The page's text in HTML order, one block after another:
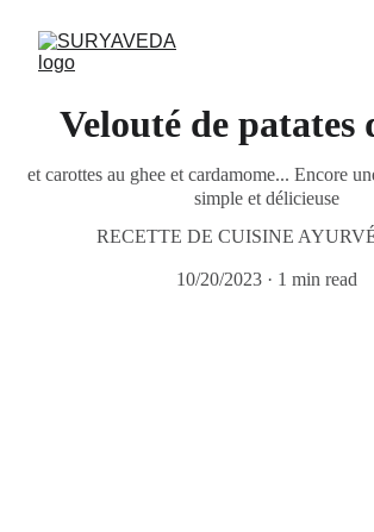
Velouté de patates
et carottes au ghee et cardamome... Encore
simple et délicieuse
RECETTE DE CUISINE
10/20/2023 1 min read